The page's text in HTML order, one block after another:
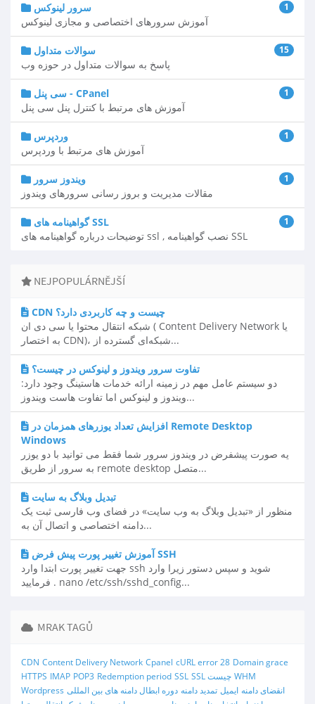
سرور لینوکس 1
آموزش سرورهای اختصاصی و مجازی لینوکس
سوالات متداول 15
پاسخ به سوالات متداول در حوزه وب
سی پنل - CPanel 1
آموزش های مرتبط با کنترل پنل سی پنل
وردپرس 1
آموزش های مرتبط با وردپرس
ویندوز سرور 1
مقالات مدیریت و بروز رسانی سرورهای ویندوز
گواهینامه های SSL 1
توضیحات درباره گواهینامه های ssl , نصب گواهینامه SSL
NEJPOPULÁRNĚJŠÍ
CDN چیست و چه کاربردی دارد؟
شبکه انتقال محتوا یا سی دی ان ( Content Delivery Network یا
به اختصار CDN)، شبکه‌ای گسترده از...
تفاوت سرور ویندوز و لینوکس در چیست؟
دو سیستم عامل مهم در زمینه ارائه خدمات هاستینگ وجود دارد:
ویندوز و لینوکس اما تفاوت هاست ویندوز...
افزایش تعداد یوزرهای همزمان در Remote Desktop
Windows
یه صورت پیشفرض در ویندوز سرور شما فقط می توانید با دو یوزر
به سرور از طریق remote desktop متصل...
تبدیل وبلاگ به سایت
منظور از «تبدیل وبلاگ به وب سایت» در فضای وب فارسی ثبت یک
دامنه اختصاصی و اتصال آن به...
آموزش تغییر پورت پیش فرض SSH
جهت تغییر پورت ابتدا وارد ssh شوید و سپس دستور زیرا وارد
فرمایید . nano /etc/ssh/sshd_config...
MRAK TAGŮ
CDN Content Delivery Network Cpanel cURL error 28 Domain grace
HTTPS IMAP POP3 Redemption period SSL SSL چیست WHM
Wordpress
انقضای دامنه ایمیل تمدید دامنه دوره ابطال دامنه های بین المللی